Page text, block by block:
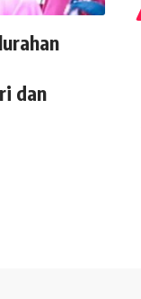
dan